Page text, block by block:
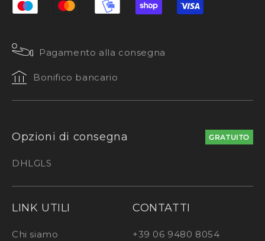
Pagamento alla consegna
Bonifico bancario
Opzioni di consegna GRATUITO
DHLGLS
LINK UTILI
Chi siamo
CONTATTI
+39 06 9480 8054